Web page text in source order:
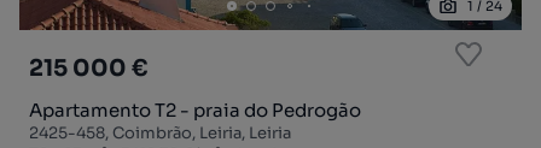
1 / 24
215 000 €
Apartamento T2 - praia do Pedrogão
2425-458, Coimbrão, Leiria, Leiria